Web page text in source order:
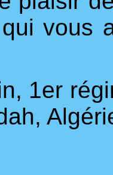
vous
1er